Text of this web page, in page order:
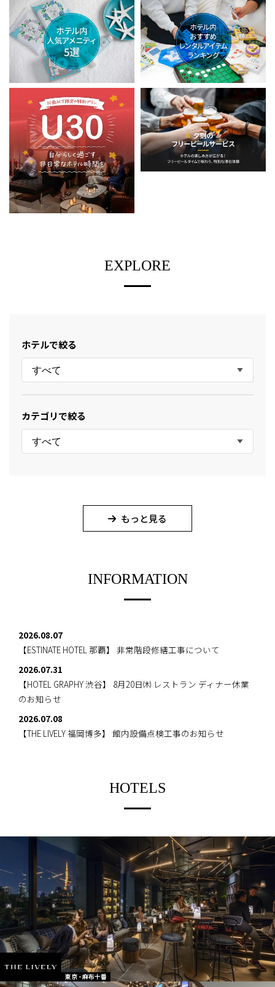
EXPLORE
ホテルで絞る
すべて
カテゴリで絞る
すべて
もっと見る
INFORMATION
2026.08.07
【ESTINATE HOTEL 那覇】 非常階段修繕工事について
2026.07.31
【HOTEL GRAPHY 渋谷】 8月20日㈭ レストラン ディナー休業
のお知らせ
2026.07.08
【THE LIVELY 福岡博多】 館内設備点検工事のお知らせ
HOTELS
東京 - 麻布十番